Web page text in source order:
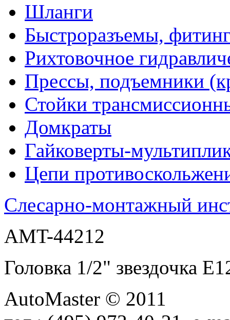
Шланги
Быстроразъемы,
Рихтовочное
Прессы, подъемники
Стойки
Домкраты
Гайковерты-
Цепи
Слесарно-монтажный
AMT-44212
Головка 1/2" звездочка
AutoMaster © 2011